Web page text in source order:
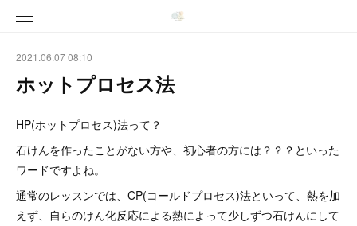
2021.06.07 08:10
ホットプロセス法
HP(ホットプロセス)法って？
石けんを作ったことがない方や、初心者の方には？？？といった
ワードですよね。
通常のレッスンでは、CP(コールドプロセス)法といって、熱を加
えず、自らのけん化反応による熱によって少しずつ石けんにして